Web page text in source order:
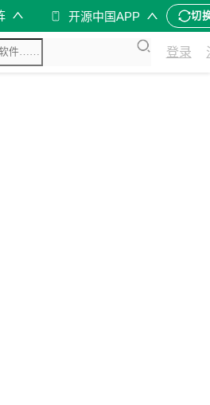
开源中国APP 切
登录